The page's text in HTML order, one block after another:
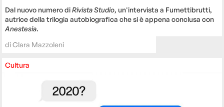
Dal nuovo numero diRivista Studio, un'intervista a Fumettibrutti,
autrice della trilogia autobiografica che si è appena conclusa con
Anestesia.
diClara Mazzoleni
Cultura